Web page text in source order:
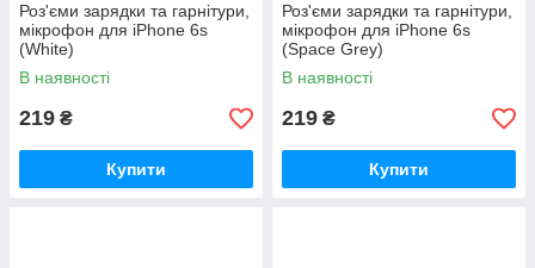
Роз'єми зарядки та гарнітури,
мікрофон для iPhone 6s
(White)
В наявності
219 ₴
Купити
Роз'єми зарядки та гарнітури,
мікрофон для iPhone 6s
(Space Grey)
В наявності
219 ₴
Купити